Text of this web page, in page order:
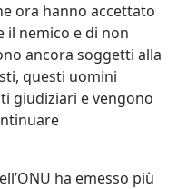
ora hanno accettato
il nemico e di non
ancora soggetti alla
questi uomini
giudiziari e vengono
ha emesso più